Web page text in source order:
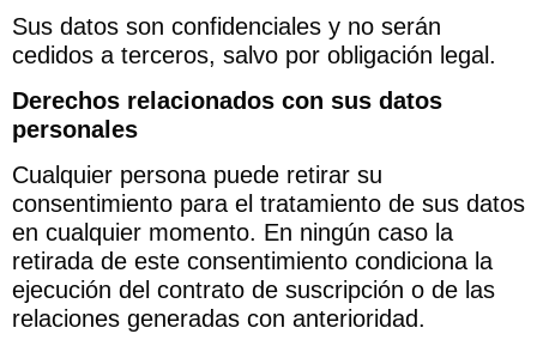
Sus datos son confidenciales y no serán
cedidos a terceros, salvo por obligación legal.
Derechos relacionados con sus datos
personales
Cualquier persona puede retirar su
consentimiento para el tratamiento de sus datos
en cualquier momento. En ningún caso la
retirada de este consentimiento condiciona la
ejecución del contrato de suscripción o de las
relaciones generadas con anterioridad.